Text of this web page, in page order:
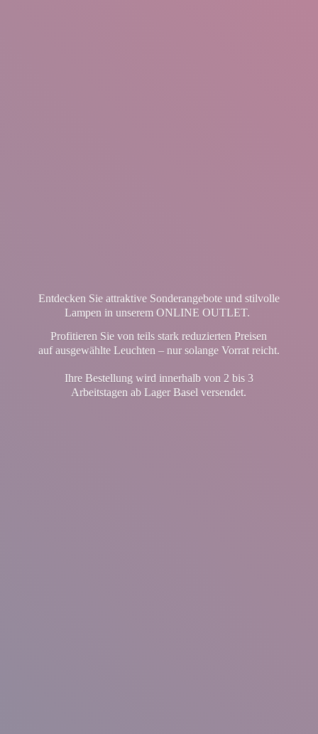
Entdecken Sie attraktive Sonderangebote und stilvolle
Lampen in unserem ONLINE OUTLET.
Profitieren Sie von teils stark reduzierten Preisen
auf ausgewählte Leuchten – nur solange Vorrat reicht.
Ihre Bestellung wird innerhalb von 2 bis 3
Arbeitstagen ab LagerBasel versendet.